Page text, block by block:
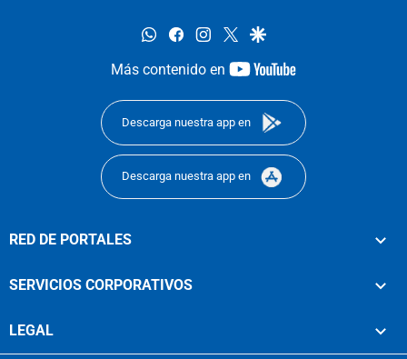
whatsappfacebookinstagram
twittergoogle
Más contenido en
youtube-
Descarga nuestra app en
Descarga nuestra app en
RED DE PORTALES
SERVICIOS CORPORATIVOS
LEGAL